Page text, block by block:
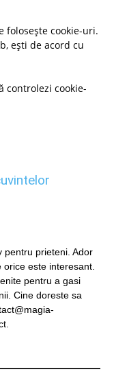
folosește cookie-uri.
ești de acord cu
controlezi cookie-
pentru prieteni. Ador
orice este interesant.
pentru a gasi
Cine doreste sa